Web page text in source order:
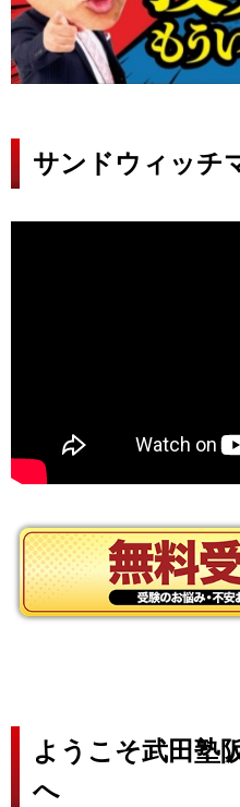
サンドウィッチ
ようこそ武田塾
へ